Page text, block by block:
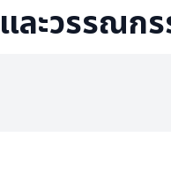
ละวรรณก